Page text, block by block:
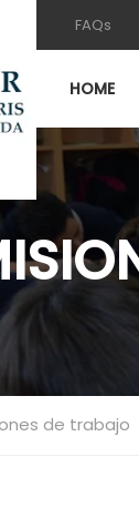
FAQs
HOME
de trabajo